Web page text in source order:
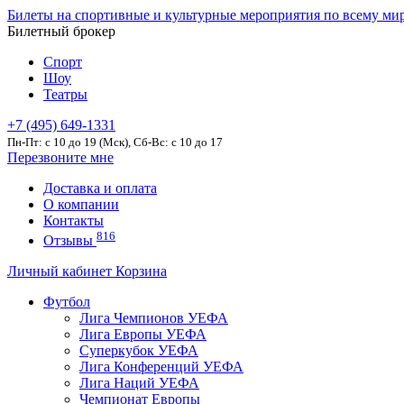
Билеты на спортивные и культурные мероприятия по всему
Билетный брокер
Спорт
Шоу
Театры
+7 (495) 649-1331
Пн-Пт: c 10 до 19 (Мск), Сб-Вс: с 10 до 17
Перезвоните мне
Доставка и оплата
О компании
Контакты
Отзывы 816
Личный кабинет Корзина
Футбол
Лига Чемпионов УЕФА
Лига Европы УЕФА
Суперкубок УЕФА
Лига Конференций УЕФА
Лига Наций УЕФА
Чемпионат Европы